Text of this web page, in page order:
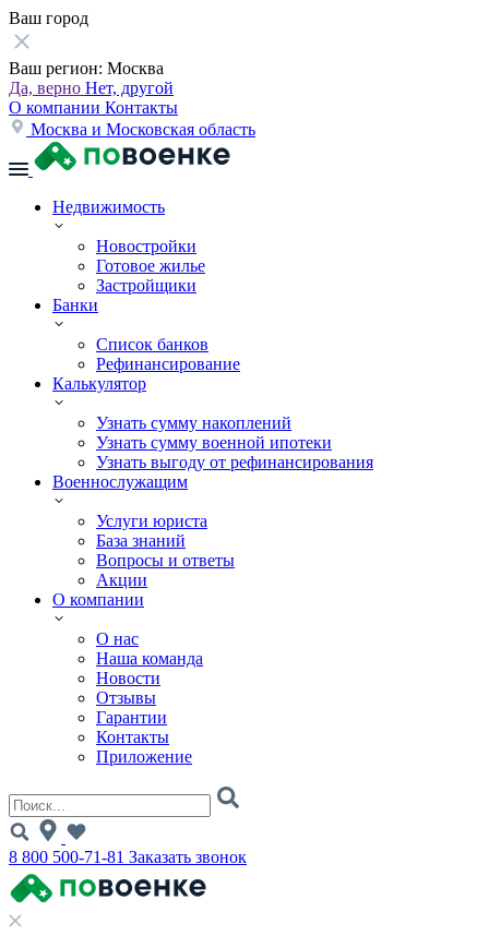
Ваш город
Ваш регион: Москва
Да, верно Нет, другой
О компании Контакты
Москва и Московская область
Недвижимость
Новостройки
Готовое жилье
Застройщики
Банки
Список банков
Рефинансирование
Калькулятор
Узнать сумму накоплений
Узнать сумму военной ипотеки
Узнать выгоду от рефинансирования
Военнослужащим
Услуги юриста
База знаний
Вопросы и ответы
Акции
О компании
О нас
Наша команда
Новости
Отзывы
Гарантии
Контакты
Приложение
8 800 500-71-81 Заказать звонок